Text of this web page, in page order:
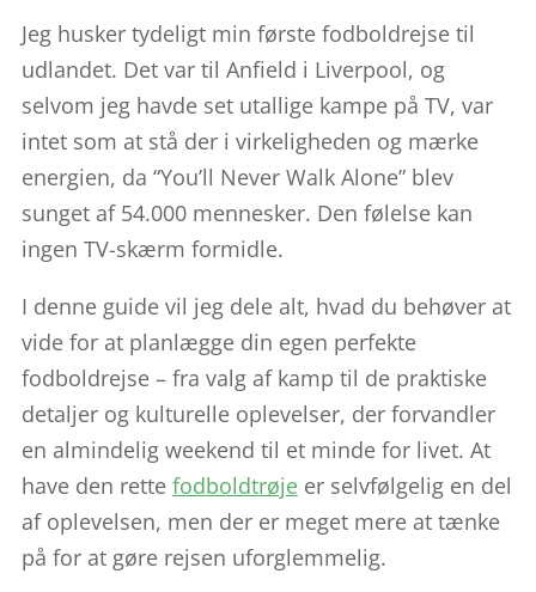
Jeg husker tydeligt min første fodboldrejse til
udlandet. Det var til Anfield i Liverpool, og
selvom jeg havde set utallige kampe på TV, var
intet som at stå der i virkeligheden og mærke
energien, da “You’ll Never Walk Alone” blev
sunget af 54.000 mennesker. Den følelse kan
ingen TV-skærm formidle.
I denne guide vil jeg dele alt, hvad du behøver at
vide for at planlægge din egen perfekte
fodboldrejse – fra valg af kamp til de praktiske
detaljer og kulturelle oplevelser, der forvandler
en almindelig weekend til et minde for livet. At
have den rette fodboldtrøjeer selvfølgelig en del
af oplevelsen, men der er meget mere at tænke
på for at gøre rejsen uforglemmelig.